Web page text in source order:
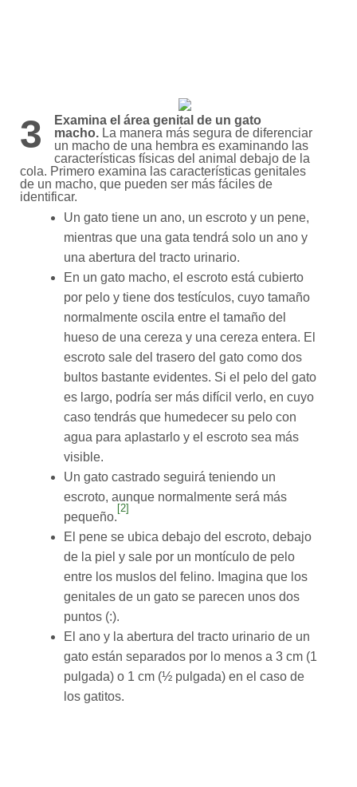
3
Examina el área genital de un gato
macho. La manera más segura de diferenciar
un macho de una hembra es examinando las
características físicas del animal debajo de la
cola. Primero examina las características genitales
de un macho, que pueden ser más fáciles de
identificar.
Un gato tiene un ano, un escroto y un pene,
mientras que una gata tendrá solo un ano y
una abertura del tracto urinario.
En un gato macho, el escroto está cubierto
por pelo y tiene dos testículos, cuyo tamaño
normalmente oscila entre el tamaño del
hueso de una cereza y una cereza entera. El
escroto sale del trasero del gato como dos
bultos bastante evidentes. Si el pelo del gato
es largo, podría ser más difícil verlo, en cuyo
caso tendrás que humedecer su pelo con
agua para aplastarlo y el escroto sea más
visible.
Un gato castrado seguirá teniendo un
escroto, aunque normalmente será más
pequeño.
[2]
El pene se ubica debajo del escroto, debajo
de la piel y sale por un montículo de pelo
entre los muslos del felino. Imagina que los
genitales de un gato se parecen unos dos
puntos (:).
El ano y la abertura del tracto urinario de un
gato están separados por lo menos a 3 cm (1
pulgada) o 1 cm (½ pulgada) en el caso de
los gatitos.